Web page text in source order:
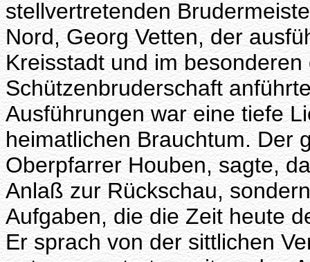
stellvertretenden
Nord, Georg Vetten, der
Kreisstadt und im
Schützenbruderschaft
Ausführungen war eine tiefe
heimatlichen Brauchtum. Der
Oberpfarrer Houben, sagte,
Anlaß zur Rückschau,
Aufgaben, die die Zeit heute
Er sprach von der sittlichen